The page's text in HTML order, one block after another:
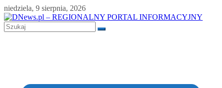
Skip
to
content
niedziela, 9 sierpnia, 2026